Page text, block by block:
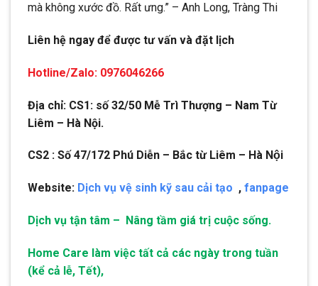
mà không xước đồ. Rất ưng.” – Anh Long, Tràng Thi
Liên hệ ngay để được tư vấn và đặt lịch
Hotline/Zalo: 0976046266
Địa chỉ: CS1: số 32/50 Mễ Trì Thượng – Nam Từ
Liêm – Hà Nội.
CS2 : Số 47/172 Phú Diễn – Bắc từ Liêm – Hà Nội
Website: Dịch vụ vệ sinh kỹ sau cải tạo , fanpage
Dịch vụ tận tâm – Nâng tầm giá trị cuộc sống.
Home Care làm việc tất cả các ngày trong tuần
(kể cả lễ, Tết),